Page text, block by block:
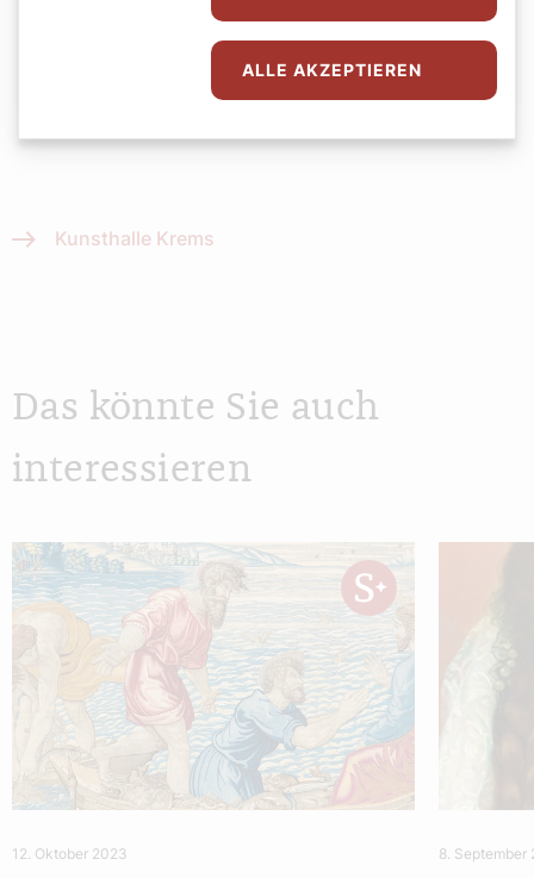
Agathe Lauber-Gansterer
Kunsthalle Krems
Das könnte Sie auch
interessieren
12. Oktober 2023 8. September
ALLE AKZEPTIEREN